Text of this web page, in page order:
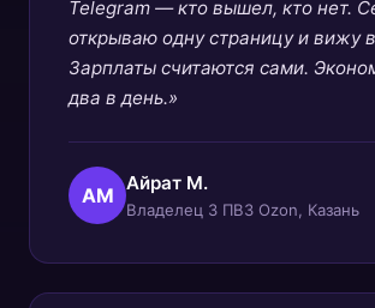
Telegram — кто вышел, кто нет.
открываю одну страницу и вижу
Зарплаты считаются сами.
два в день.»
АМ
Айрат М.
Владелец 3 ПВЗ Ozon, Казань